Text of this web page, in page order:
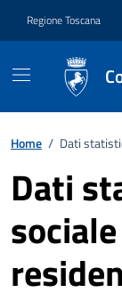
Regione Toscana
Home / Dati
Dati